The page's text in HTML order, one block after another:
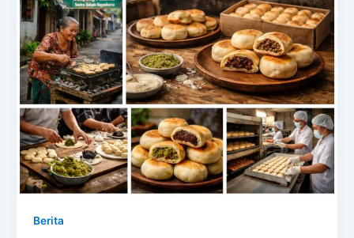
Berita
dan
Proses
Pembuatan
Bakpia
Jogja:
Dari
Kampung
Pathok
hingga
Bakpia
Mutiara